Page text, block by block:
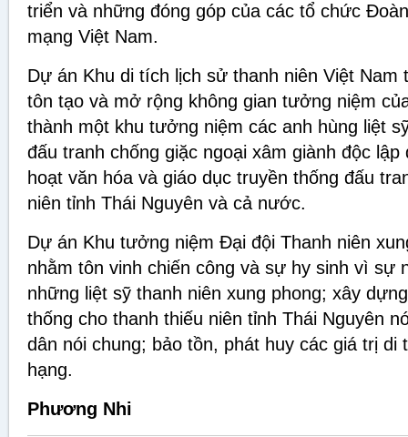
triển và những đóng góp của các tổ chức
mạng Việt Nam.
Dự án Khu di tích lịch sử thanh niên Việt Nam
tôn tạo và mở rộng không gian tưởng niệm
thành một khu tưởng niệm các anh hùng liệt
đấu tranh chống giặc ngoại xâm giành độc
hoạt văn hóa và giáo dục truyền thống đấu
niên tỉnh Thái Nguyên và cả nước.
Dự án Khu tưởng niệm Đại đội Thanh niên
nhằm tôn vinh chiến công và sự hy sinh vì sự
những liệt sỹ thanh niên xung phong; xây
thống cho thanh thiếu niên tỉnh Thái Nguyên
dân nói chung; bảo tồn, phát huy các giá trị
hạng.
Phương Nhi